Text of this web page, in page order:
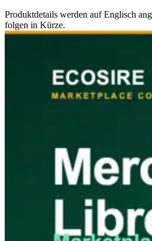
Produktdetails werden auf Englisch
folgen in Kürze.